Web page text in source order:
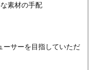
素材の手配
ーサーを目指していただ